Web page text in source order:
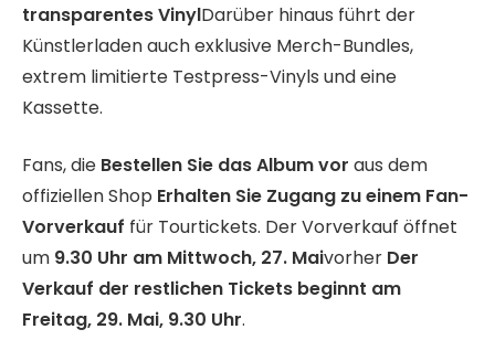
transparentes VinylDarüber hinaus führt der
Künstlerladen auch exklusive Merch-Bundles,
extrem limitierte Testpress-Vinyls und eine
Kassette.
Fans, die Bestellen Sie das Album vor aus dem
offiziellen Shop Erhalten Sie Zugang zu einem Fan-
Vorverkauf für Tourtickets. Der Vorverkauf öffnet
um 9.30 Uhr am Mittwoch, 27. Maivorher Der
Verkauf der restlichen Tickets beginnt am
Freitag, 29. Mai, 9.30 Uhr.